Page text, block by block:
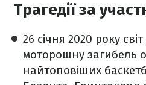
Трагедії за
26 січня 2020 року
моторошну загибель
найтоповіших